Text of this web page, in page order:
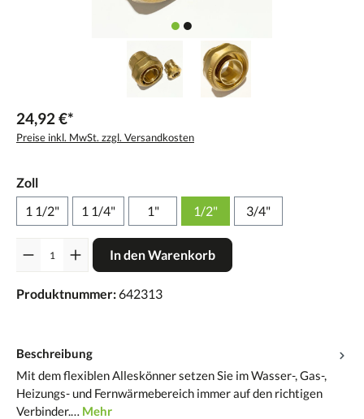
24,92 €*
Preise inkl. MwSt. zzgl. Versandkosten
Zoll
1 1/2"
1 1/4" 1" 1/2" 3/4"
In den Warenkorb
Produktnummer:642313
Beschreibung
Mit dem flexiblen Alleskönner setzen Sie im Wasser-, Gas-,
Heizungs- und Fernwärmebereich immer auf den richtigen
Verbinder.… Mehr